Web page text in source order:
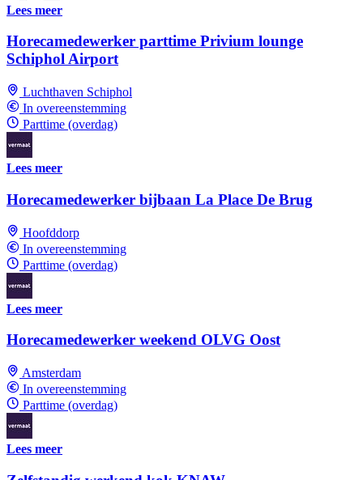
Lees meer
Horecamedewerker parttime Privium lounge
Schiphol Airport
Luchthaven Schiphol
In overeenstemming
Parttime (overdag)
Lees meer
Horecamedewerker bijbaan La Place De Brug
Hoofddorp
In overeenstemming
Parttime (overdag)
Lees meer
Horecamedewerker weekend OLVG Oost
Amsterdam
In overeenstemming
Parttime (overdag)
Lees meer